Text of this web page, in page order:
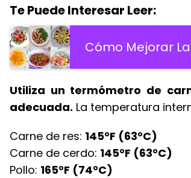
Te Puede Interesar Leer:
Cómo Mejorar
Utiliza un termómetro de
adecuada. La temperatura
Carne de res: 145°F (63°C)
Carne de cerdo: 145°F (63°C)
Pollo: 165°F (74°C)